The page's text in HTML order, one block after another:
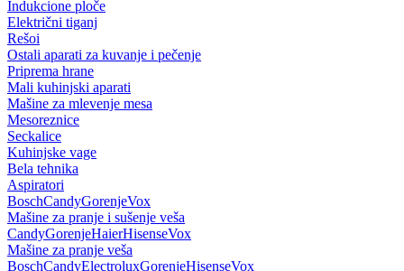
Indukcione ploče
Električni tiganj
Rešoi
Ostali aparati za kuvanje i pečenje
Priprema hrane
Mali kuhinjski aparati
Mašine za mlevenje mesa
Mesoreznice
Seckalice
Kuhinjske vage
Bela tehnika
Aspiratori
BoschCandyGorenjeVox
Mašine za pranje i sušenje veša
CandyGorenjeHaierHisenseVox
Mašine za pranje veša
BoschCandyElectroluxGorenjeHisenseVox